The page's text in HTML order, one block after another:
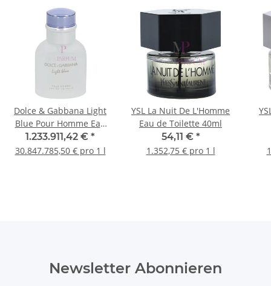
Dolce & Gabbana Light
Blue Pour Homme Eau
de Toilette 40ml
1.233.911,42 € *
30.847.785,50 € pro 1 l
YSL La Nuit De L'Homme
Eau de Toilette 40ml
54,11 € *
1.352,75 € pro 1 l
Newsletter Abonnieren